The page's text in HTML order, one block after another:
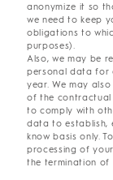
anonymize it so
we need to keep
obligations to
purposes).
Also, we may be
personal data for
year. We may
of the contractual
to comply with
data to establish,
know basis only.
processing of
the termination of